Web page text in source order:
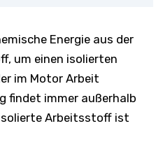
Energie aus der
um einen isolierten
im Motor Arbeit
findet immer außerhalb
Arbeitsstoff ist